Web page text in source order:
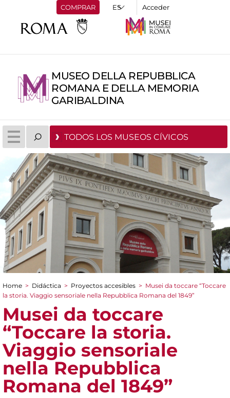
COMPRAR Acceder
MUSEO DELLA REPUBBLICA
ROMANA E DELLA MEMORIA
GARIBALDINA
TODOS LOS MUSEOS CÍVICOS
You are here
Home > Didáctica > Proyectos accesibles > Musei da toccare “Toccare
la storia. Viaggio sensoriale nella Repubblica Romana del 1849”
Musei da toccare
“Toccare la storia.
Viaggio sensoriale
nella Repubblica
Romana del 1849”